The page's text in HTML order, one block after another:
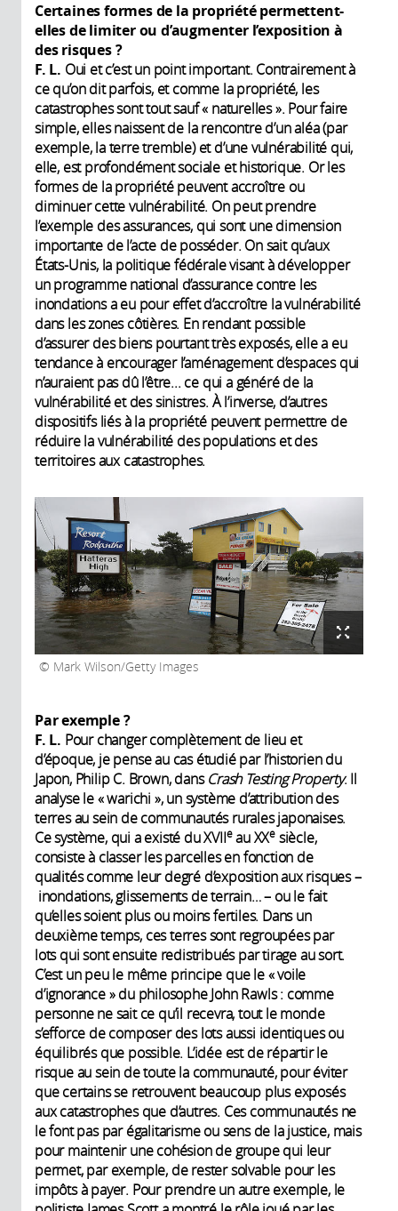
Certaines formes de la propriété permettent-
elles de limiter ou d’augmenter l’exposition à
des risques ?
F. L. Oui et c’est un point important. Contrairement à
ce qu’on dit parfois, et comme la propriété, les
catastrophes sont tout sauf « naturelles ». Pour faire
simple, elles naissent de la rencontre d’un aléa (par
exemple, la terre tremble) et d’une vulnérabilité qui,
elle, est profondément sociale et historique. Or les
formes de la propriété peuvent accroître ou
diminuer cette vulnérabilité. On peut prendre
l’exemple des assurances, qui sont une dimension
importante de l’acte de posséder. On sait qu’aux
États-Unis, la politique fédérale visant à développer
un programme national d’assurance contre les
inondations a eu pour effet d’accroître la vulnérabilité
dans les zones côtières. En rendant possible
d’assurer des biens pourtant très exposés, elle a eu
tendance à encourager l’aménagement d’espaces qui
n’auraient pas dû l’être... ce qui a généré de la
vulnérabilité et des sinistres. À l’inverse, d’autres
dispositifs liés à la propriété peuvent permettre de
réduire la vulnérabilité des populations et des
territoires aux catastrophes.
Mark Wilson/Getty Images
Par exemple ?
F. L. Pour changer complètement de lieu et
d’époque, je pense au cas étudié par l’historien du
Japon, Philip C. Brown, dansCrash Testing Property. Il
analyse le « warichi », un système d’attribution des
terres au sein de communautés rurales japonaises.
Ce système, qui a existé du XVIIeau XXe siècle,
consiste à classer les parcelles en fonction de
qualités comme leur degré d’exposition aux risques –
inondations, glissements de terrain… – ou le fait
qu’elles soient plus ou moins fertiles. Dans un
deuxième temps, ces terres sont regroupées par
lots qui sont ensuite redistribués par tirage au sort.
C’est un peu le même principe que le « voile
d’ignorance » du philosophe John Rawls : comme
personne ne sait ce qu’il recevra, tout le monde
s’efforce de composer des lots aussi identiques ou
équilibrés que possible. L’idée est de répartir le
risque au sein de toute la communauté, pour éviter
que certains se retrouvent beaucoup plus exposés
aux catastrophes que d’autres. Ces communautés ne
le font pas par égalitarisme ou sens de la justice, mais
pour maintenir une cohésion de groupe qui leur
permet, par exemple, de rester solvable pour les
impôts à payer. Pour prendre un autre exemple, le